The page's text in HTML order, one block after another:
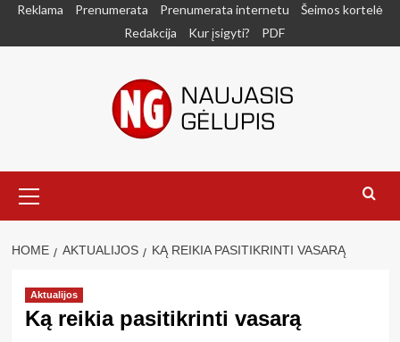
SkipReklama Prenumerata Prenumerata internetu
Šeimos kortelė
Redakcija
Kur įsigyti? PDF
Menu
HOME AKTUALIJOS KĄ REIKIA PASITIKRINTI VASARĄ
Aktualijos
Ką reikia pasitikrinti vasarą